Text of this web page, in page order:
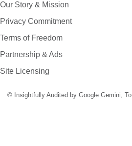
Our Story & Mission
Privacy Commitment
Terms of Freedom
Partnership & Ads
Site Licensing
© Insightfully Audited by Google Gemini,